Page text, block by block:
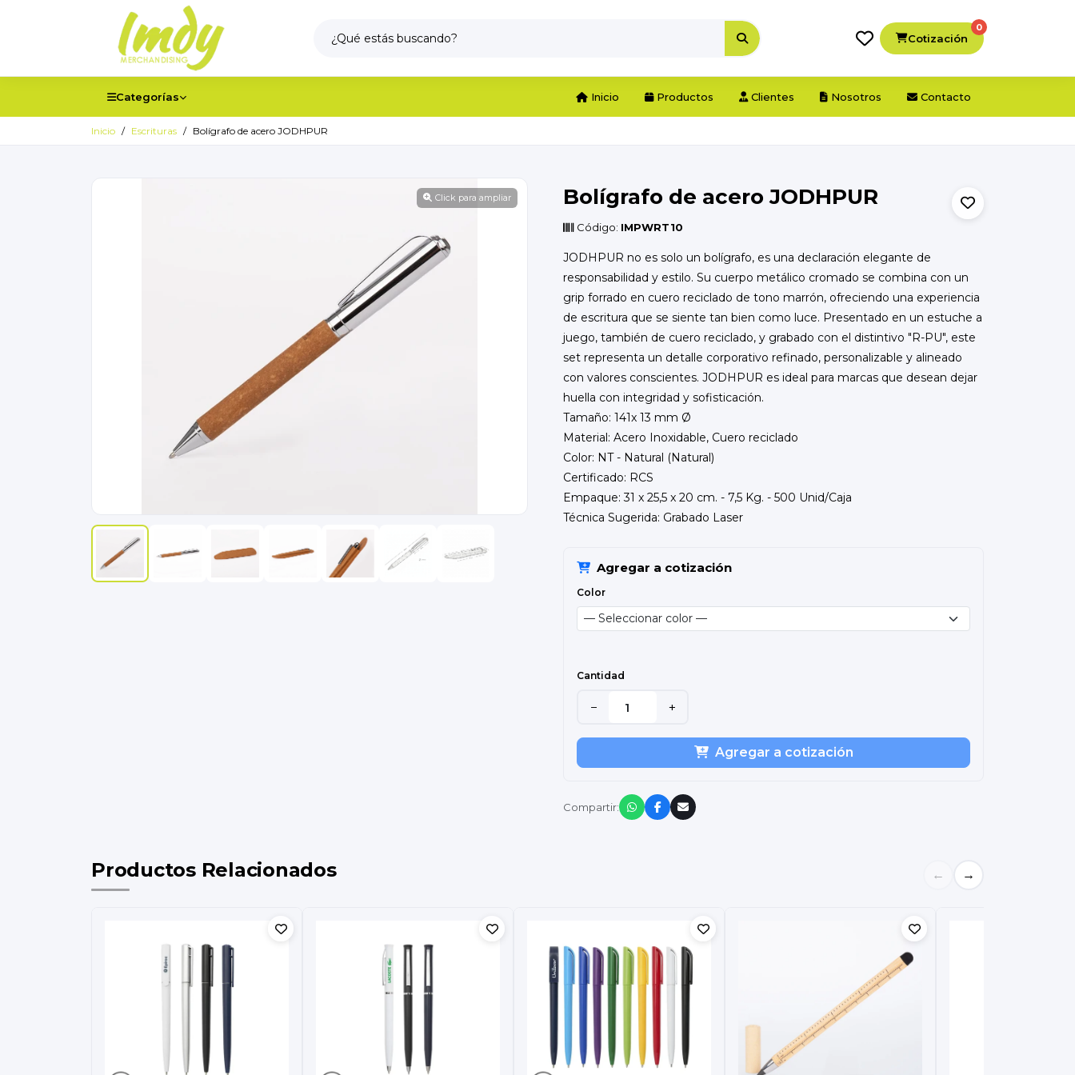
Cotización
0
Categorías Inicio Productos Clientes Nosotros Contacto
Inicio Escrituras Bolígrafo de acero JODHPUR
Click para ampliar Bolígrafo de acero JODHPUR
Código: IMPWRT10
JODHPUR no es solo un bolígrafo, es una declaración elegante de
responsabilidad y estilo. Su cuerpo metálico cromado se combina con un
grip forrado en cuero reciclado de tono marrón, ofreciendo una experiencia
de escritura que se siente tan bien como luce. Presentado en un estuche a
juego, también de cuero reciclado, y grabado con el distintivo "R-PU", este
set representa un detalle corporativo refinado, personalizable y alineado
con valores conscientes. JODHPUR es ideal para marcas que desean dejar
huella con integridad y sofisticación.
Tamaño: 141x 13 mm Ø
Material: Acero Inoxidable, Cuero reciclado
Color: NT - Natural (Natural)
Certificado: RCS
Empaque: 31 x 25,5 x 20 cm. - 7,5 Kg. - 500 Unid/Caja
Técnica Sugerida: Grabado Laser
Agregar a cotización
Color
Cantidad
− +
Agregar a cotización
Compartir:
Productos Relacionados ← →